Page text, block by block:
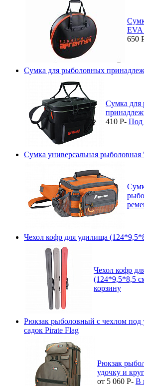
EVA
650
Сумка для рыболовных
Сумка для
410 P- Под
Сумка универсальная
Чехол кофр для удилища
Чехол кофр
(124*9,5*8,5
корзину
Рюкзак рыболовный с чехлом под
садок Pirate Flag
Рюкзак
удочку и
от 5 060 P- В